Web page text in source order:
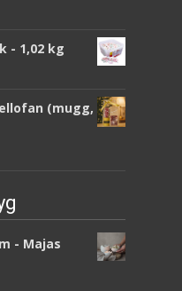
- 1,02 kg
(mugg,
- Majas